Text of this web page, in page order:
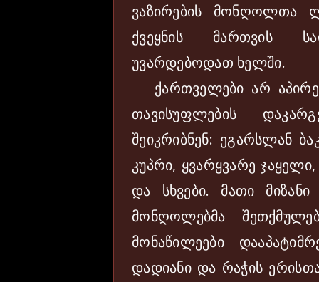
ვაზირების მონღოლთა
ქვეყნის მართვის
უვარდებოდათ ხელში.
ქართველები არ
თავისუფლების
შეიკრიბნენ: ეგარსლან
კუპრი, ყვარყვარე
და სხვები. მათი
მონღოლებმა
მონაწილეები
დადიანი და რაჭის